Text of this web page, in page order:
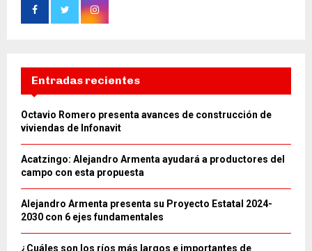
Entradas recientes
Octavio Romero presenta avances de construcción de
viviendas de Infonavit
Acatzingo: Alejandro Armenta ayudará a productores del
campo con esta propuesta
Alejandro Armenta presenta su Proyecto Estatal 2024-
2030 con 6 ejes fundamentales
¿Cuáles son los ríos más largos e importantes de